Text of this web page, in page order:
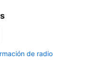
de radio